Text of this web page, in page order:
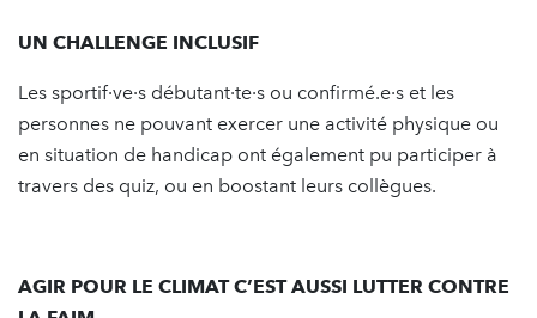
UN CHALLENGE INCLUSIF
Les sportif·ve·s débutant·te·s ou confirmé.e·s et les
personnes ne pouvant exercer une activité physique ou
en situation de handicap ont également pu participer à
travers des quiz, ou en boostant leurs collègues.
AGIR POUR LE CLIMAT C’EST AUSSI LUTTER CONTRE